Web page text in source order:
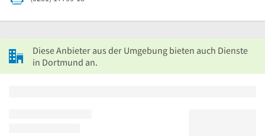
Diese Anbieter aus der Umgebung bieten auch Dienste
in Dortmund an.